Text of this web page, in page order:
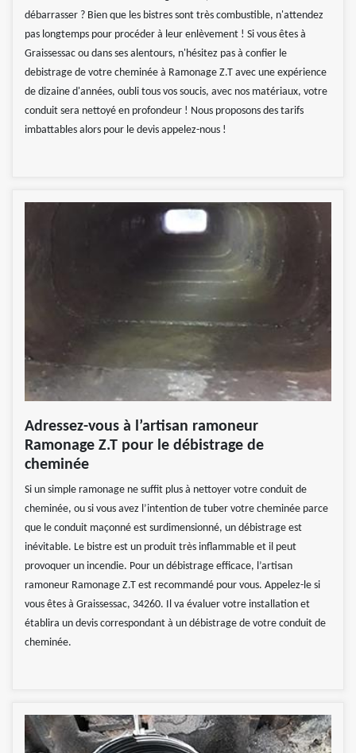
débarrasser ? Bien que les bistres sont très combustible, n'attendez
pas longtemps pour procéder à leur enlèvement ! Si vous êtes à
Graissessac ou dans ses alentours, n'hésitez pas à confier le
debistrage de votre cheminée à Ramonage Z.T avec une expérience
de dizaine d'années, oubli tous vos soucis, avec nos matériaux, votre
conduit sera nettoyé en profondeur ! Nous proposons des tarifs
imbattables alors pour le devis appelez-nous !
Adressez-vous à l’artisan ramoneur
Ramonage Z.T pour le débistrage de
cheminée
Si un simple ramonage ne suffit plus à nettoyer votre conduit de
cheminée, ou si vous avez l’intention de tuber votre cheminée parce
que le conduit maçonné est surdimensionné, un débistrage est
inévitable. Le bistre est un produit très inflammable et il peut
provoquer un incendie. Pour un débistrage efficace, l’artisan
ramoneur Ramonage Z.T est recommandé pour vous. Appelez-le si
vous êtes à Graissessac, 34260. Il va évaluer votre installation et
établira un devis correspondant à un débistrage de votre conduit de
cheminée.